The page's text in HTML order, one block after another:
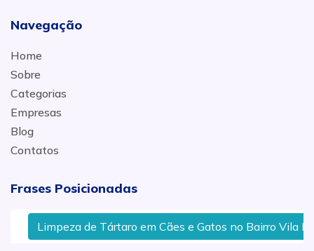
Navegação
Home
Sobre
Categorias
Empresas
Blog
Contatos
Frases Posicionadas
Limpeza de Tártaro em Cães e Gatos no Bairro Vila